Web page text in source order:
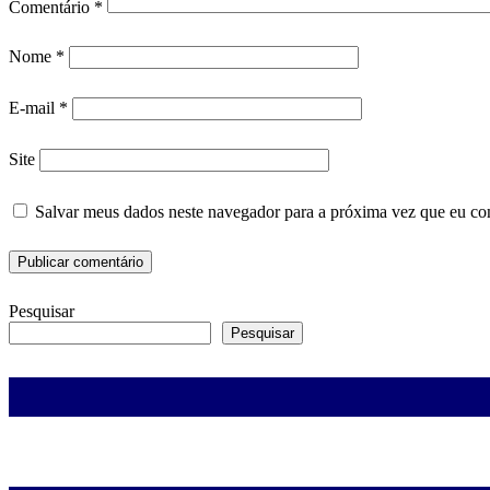
Comentário *
Nome *
E-mail *
Site
Salvar meus dados neste navegador para a próxima vez que eu
Pesquisar
Pesquisar